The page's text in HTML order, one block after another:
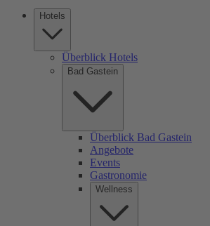
Hotels
Überblick Hotels
Bad Gastein
Überblick Bad Gastein
Angebote
Events
Gastronomie
Wellness